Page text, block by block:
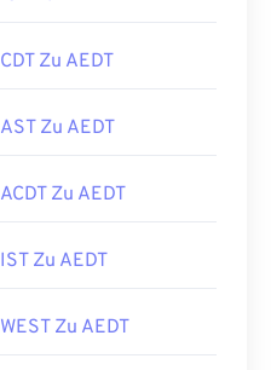
CDT Zu AEDT
AST Zu AEDT
ACDT Zu AEDT
IST Zu AEDT
WEST Zu AEDT